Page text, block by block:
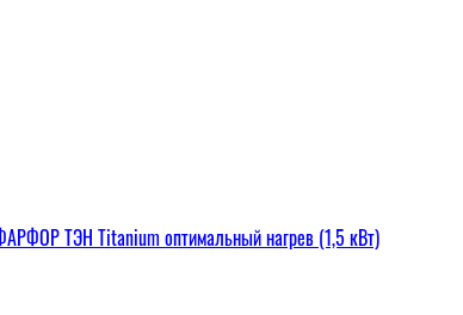
ТЭН Titanium оптимальный нагрев (1,5 кВт)